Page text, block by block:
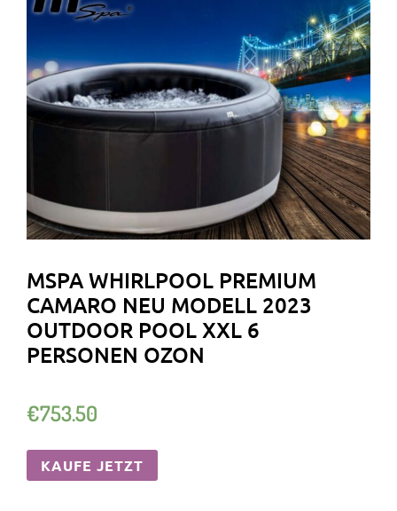
MSPA WHIRLPOOL PREMIUM
CAMARO NEU MODELL 2023
OUTDOOR POOL XXL 6
PERSONEN OZON
€753.50
KAUFE JETZT